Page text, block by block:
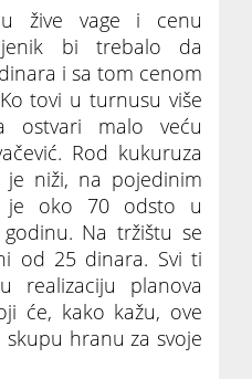
žive vage i cenu
bi trebalo da
i sa tom cenom
tovi u turnusu više
ostvari malo veću
Rod kukuruza
je niži, na pojedinim
je oko 70 odsto u
Na tržištu se
od 25 dinara. Svi ti
realizaciju planova
će, kako kažu, ove
hranu za svoje